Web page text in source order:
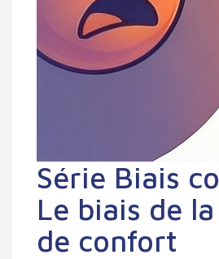
Série Biais
Le biais de
de confort